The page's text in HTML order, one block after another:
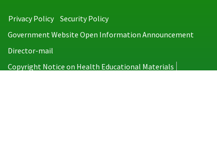
Privacy Policy
Security Policy
Government Website Open Information Announcement
Director-mail
Copyright Notice on Health Educational Materials